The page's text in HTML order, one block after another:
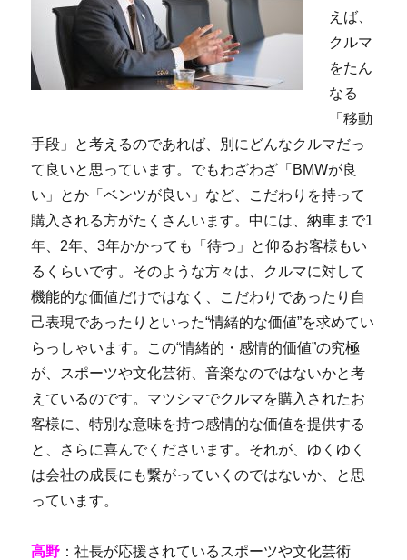
えば、
クルマ
をたん
なる
「移動
手段」と考えるのであれば、別にどんなクルマだっ
て良いと思っています。でもわざわざ「BMWが良
い」とか「ベンツが良い」など、こだわりを持って
購入される方がたくさんいます。中には、納車まで1
年、2年、3年かかっても「待つ」と仰るお客様もい
るくらいです。そのような方々は、クルマに対して
機能的な価値だけではなく、こだわりであったり自
己表現であったりといった“情緒的な価値”を求めてい
らっしゃいます。この“情緒的・感情的価値”の究極
が、スポーツや文化芸術、音楽なのではないかと考
えているのです。マツシマでクルマを購入されたお
客様に、特別な意味を持つ感情的な価値を提供する
と、さらに喜んでくださいます。それが、ゆくゆく
は会社の成長にも繋がっていくのではないか、と思
っています。
高野 ：社長が応援されているスポーツや文化芸術